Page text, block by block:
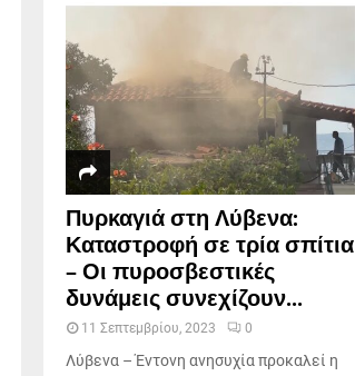
Πυρκαγιά στη Λύβενα:
Καταστροφή σε τρία σπίτια
– Οι πυροσβεστικές
δυνάμεις συνεχίζουν...
11 Σεπτεμβρίου, 2023 0
Λύβενα – Έντονη ανησυχία προκαλεί η